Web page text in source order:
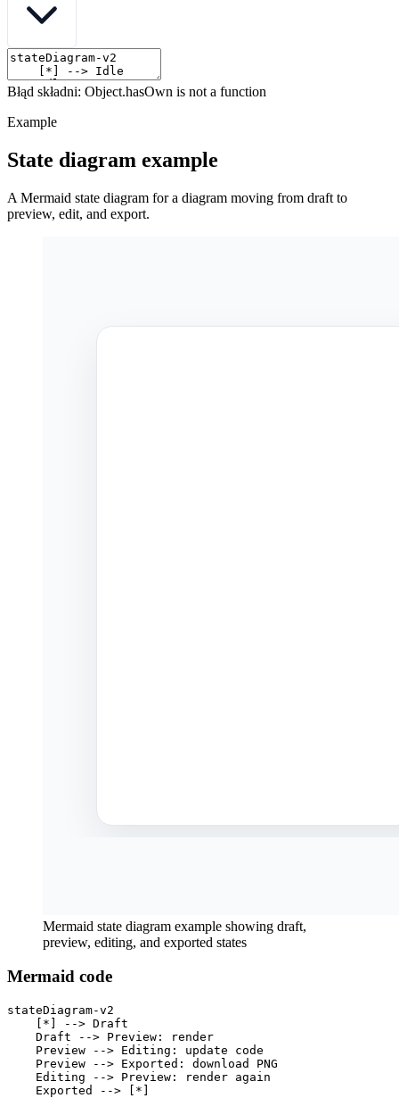
Błąd składni: Object.hasOwn is not a function
Example
State diagram example
A Mermaid state diagram for a diagram moving from draft to
preview, edit, and export.
Mermaid state diagram example showing draft,
preview, editing, and exported states
Mermaid code
stateDiagram-v2
    [*] --> Draft
    Draft --> Preview: render
    Preview --> Editing: update code
    Preview --> Exported: download PNG
    Editing --> Preview: render again
    Exported --> [*]